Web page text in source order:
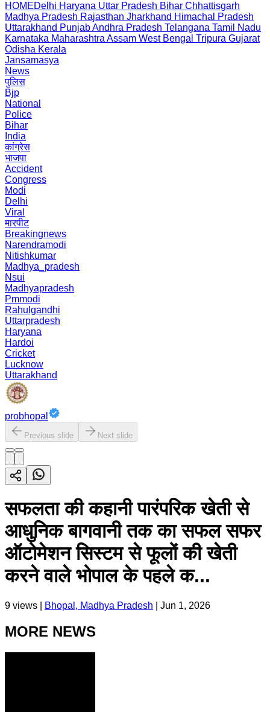
HOMEDelhi Haryana Uttar Pradesh Bihar Chhattisgarh
Madhya Pradesh Rajasthan Jharkhand Himachal Pradesh
Uttarakhand PunjabAndhra Pradesh Telangana Tamil Nadu
Karnataka Maharashtra Assam West Bengal Tripura Gujarat
Odisha Kerala
Jansamasya
News
पुलिस
Bjp
National
Police
Bihar
India
कांग्रेस
भाजपा
Accident
Congress
Modi
Delhi
Viral
मारपीट
Breakingnews
Narendramodi
Nitishkumar
Madhya_pradesh
Nsui
Madhyapradesh
Pmmodi
Rahulgandhi
Uttarpradesh
Haryana
Hardoi
Cricket
Lucknow
Uttarakhand
probhopal
Previous slide Next slide
सफलता की कहानी पारंपरिक खेती से
आधुनिक बागवानी तक का सफल सफर
ऑटोमेशन सिस्टम से फूलों की खेती
करने वाले भोपाल के पहले क...
9 views | Bhopal, Madhya Pradesh Jun 1, 2026
MORE NEWS